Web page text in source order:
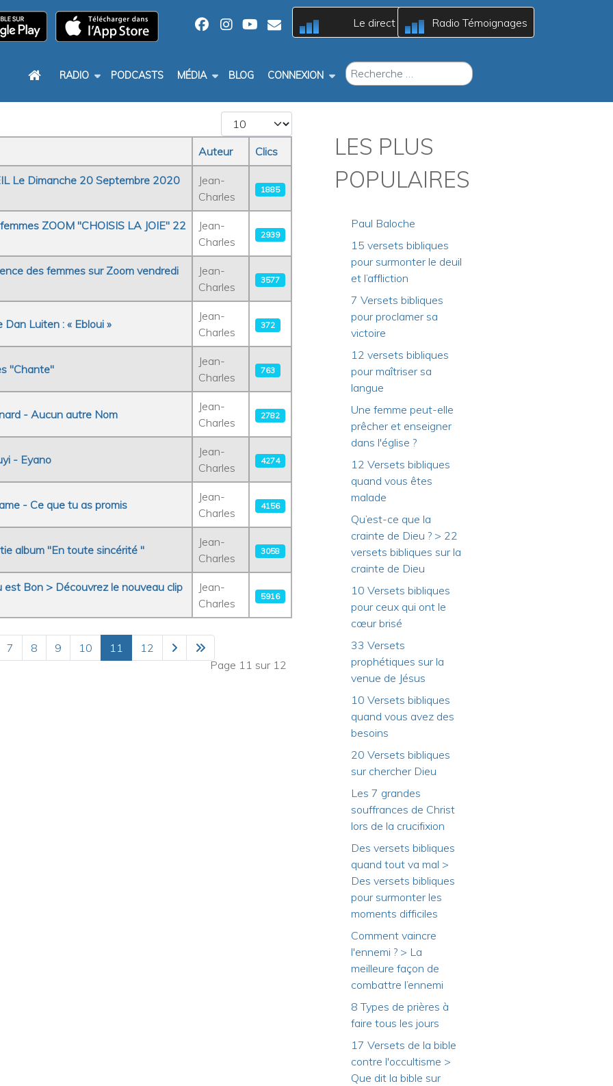
AB
c
Le direct AB
c
Radio Témoignages
RADIO PODCASTS MÉDIA BLOG CONNEXION
RECHERCHER
Afficher #
Auteur Clics
Le Dimanche 20 Septembre 2020
Jean-
Charles
1885
ZOOM "CHOISIS LA JOIE" 22
Jean-
Charles
2939
des femmes sur Zoom vendredi
Jean-
Charles
3577
Luiten : « Ebloui »
Jean-
Charles
372
"Chante"
Jean-
Charles
763
- Aucun autre Nom
Jean-
Charles
2782
- Eyano
Jean-
Charles
4274
- Ce que tu as promis
Jean-
Charles
4156
album "En toute sincérité "
Jean-
Charles
3058
est Bon > Découvrez le nouveau clip
Jean-
Charles
5916
Page 11 sur 12
7 8 9 10 11 12
LES PLUS
POPULAIRES
Paul Baloche
15 versets bibliques
pour surmonter le deuil
et l’affliction
7 Versets bibliques
pour proclamer sa
victoire
12 versets bibliques
pour maîtriser sa
langue
Une femme peut-elle
prêcher et enseigner
dans l'église ?
12 Versets bibliques
quand vous êtes
malade
Qu’est-ce que la
crainte de Dieu ? > 22
versets bibliques sur la
crainte de Dieu
10 Versets bibliques
pour ceux qui ont le
cœur brisé
33 Versets
prophétiques sur la
venue de Jésus
10 Versets bibliques
quand vous avez des
besoins
20 Versets bibliques
sur chercher Dieu
Les 7 grandes
souffrances de Christ
lors de la crucifixion
Des versets bibliques
quand tout va mal >
Des versets bibliques
pour surmonter les
moments difficiles
Comment vaincre
l'ennemi ? > La
meilleure façon de
combattre l’ennemi
8 Types de prières à
faire tous les jours
17 Versets de la bible
contre l'occultisme >
Que dit la bible sur